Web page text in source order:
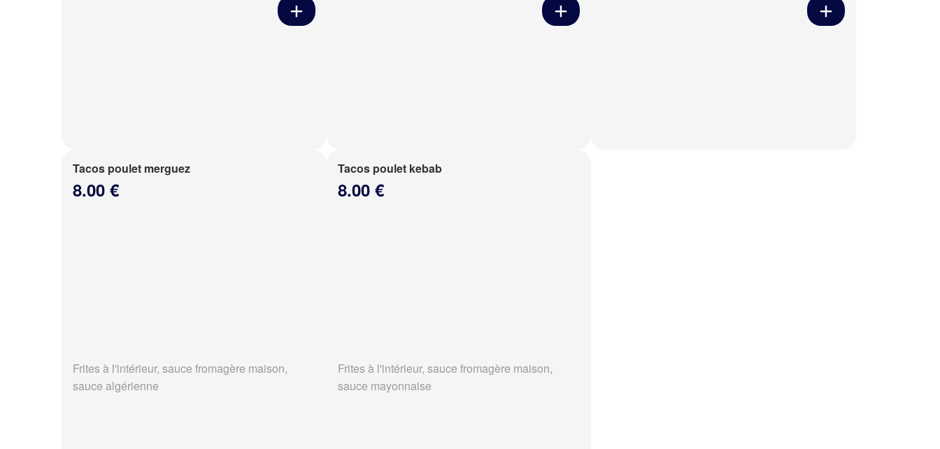
Tacos poulet merguez
8.00 €
Frites à l'intérieur, sauce fromagère maison,
sauce algérienne
Tacos poulet kebab
8.00 €
Frites à l'intérieur, sauce fromagère maison,
sauce mayonnaise